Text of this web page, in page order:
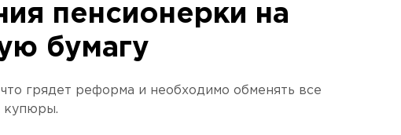
пенсионерки на
бумагу
грядет реформа и необходимо обменять все
купюры.